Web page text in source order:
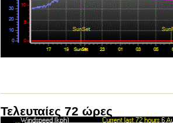
Τελευταίες 72 ώρες